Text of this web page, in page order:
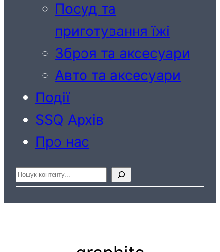
Посуд та
приготування їжі
Зброя та аксесуари
Авто та аксесуари
Події
SSQ Архів
Про нас
Пошук